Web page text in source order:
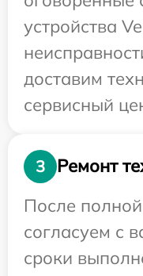
устройства
доставим
сервисный
3
Ремонт
После
согласуем с
сроки